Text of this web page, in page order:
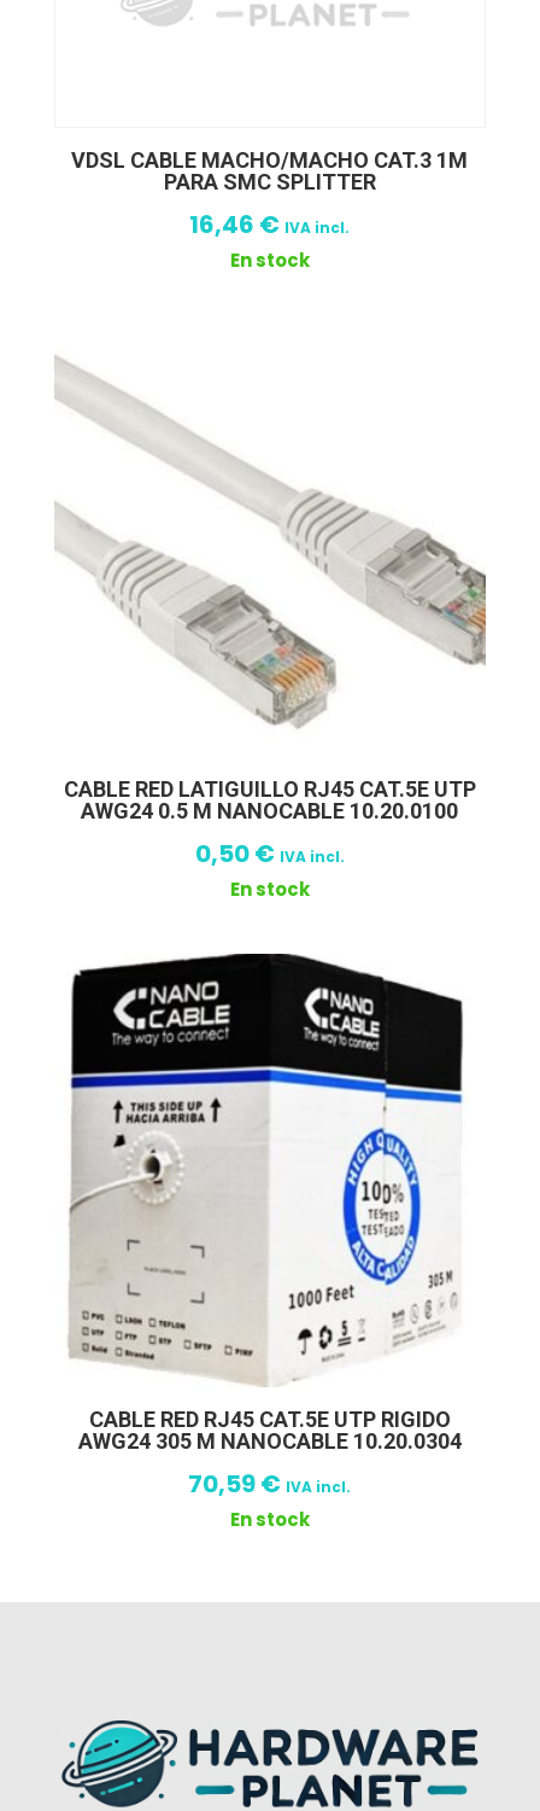
VDSL CABLE MACHO/MACHO CAT.3 1M
PARA SMC SPLITTER
16,46 € IVA incl.
En stock
CABLE RED LATIGUILLO RJ45 CAT.5E UTP
AWG24 0.5 M NANOCABLE 10.20.0100
0,50€ IVA incl.
En stock
CABLE RED RJ45 CAT.5E UTP RIGIDO
AWG24 305 M NANOCABLE 10.20.0304
70,59€ IVA incl.
En stock